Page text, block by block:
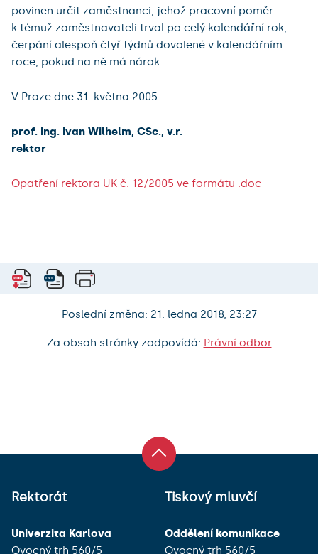
povinen určit zaměstnanci, jehož pracovní poměr
k témuž zaměstnavateli trval po celý kalendářní rok,
čerpání alespoň čtyř týdnů dovolené v kalendářním
roce, pokud na ně má nárok.
V Praze dne 31. května 2005
prof. Ing. Ivan Wilhelm, CSc., v.r.
rektor
Opatření rektora UK č. 12/2005 ve formátu .doc
Poslední změna: 21. ledna 2018, 23:27
Za obsah stránky zodpovídá: Právní odbor
Rektorát
Univerzita Karlova
Ovocný trh 560/5
Tiskový mluvčí
Oddělení komunikace
Ovocný trh 560/5